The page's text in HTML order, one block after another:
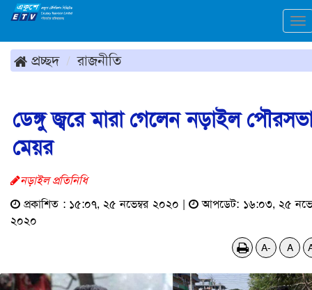
প্রচ্ছদ রাজনীতি
ডেঙ্গু জ্বরে মারা গেলেন নড়াইল
মেয়র
নড়াইল প্রতিনিধি
প্রকাশিত : ১৫:০৭, ২৫ নভেম্বর ২০২০ |
আপডেট: ১৬:০৩, ২৫
২০২০
A- A